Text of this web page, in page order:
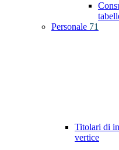
Personale 71
Titolari di
vertice